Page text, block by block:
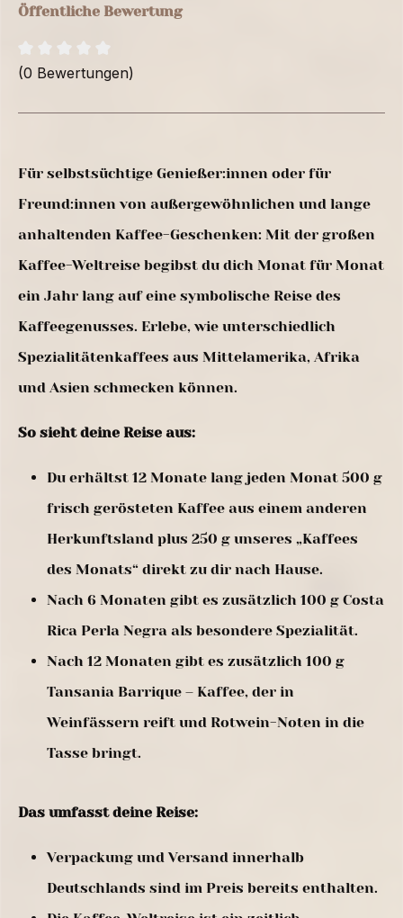
Öffentliche Bewertung
(0 Bewertungen)
Für selbstsüchtige Genießer:innen oder für
Freund:innen von außergewöhnlichen und lange
anhaltenden Kaffee-Geschenken: Mit der großen
Kaffee-Weltreise begibst du dich Monat für Monat
ein Jahr lang auf eine symbolische Reise des
Kaffeegenusses. Erlebe, wie unterschiedlich
Spezialitätenkaffees aus Mittelamerika, Afrika
und Asien schmecken können.
So sieht deine Reise aus:
Du erhältst 12 Monate lang jeden Monat 500 g
frisch gerösteten Kaffee aus einem anderen
Herkunftsland plus 250 g unseres „Kaffees
des Monats“ direkt zu dir nach Hause.
Nach 6 Monaten gibt es zusätzlich 100 g Costa
Rica Perla Negra als besondere Spezialität.
Nach 12 Monaten gibt es zusätzlich 100 g
Tansania Barrique – Kaffee, der in
Weinfässern reift und Rotwein-Noten in die
Tasse bringt.
Das umfasst deine Reise:
Verpackung und Versand innerhalb
Deutschlands sind im Preis bereits enthalten.